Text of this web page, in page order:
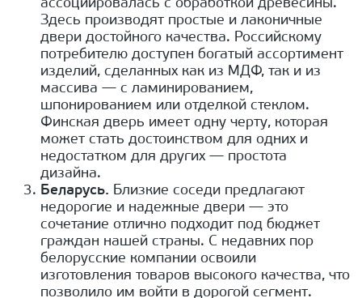
ассоциировалась с обработкой древесины.
Здесь производят простые и лаконичные
двери достойного качества. Российскому
потребителю доступен богатый ассортимент
изделий, сделанных как из МДФ, так и из
массива — с ламинированием,
шпонированием или отделкой стеклом.
Финская дверь имеет одну черту, которая
может стать достоинством для одних и
недостатком для других — простота
дизайна.
Беларусь. Близкие соседи предлагают
недорогие и надежные двери — это
сочетание отлично подходит под бюджет
граждан нашей страны. С недавних пор
белорусские компании освоили
изготовления товаров высокого качества, что
позволило им войти в дорогой сегмент.